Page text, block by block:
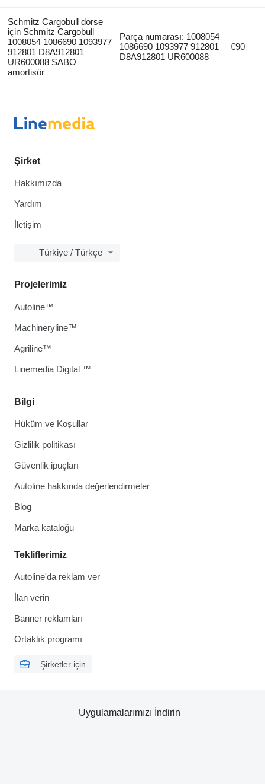
Schmitz Cargobull dorse
için Schmitz Cargobull
1008054 1086690 1093977
912801 D8A912801
UR600088 SABO
amortisör
Parça numarası: 1008054
1086690 1093977 912801
D8A912801 UR600088
€90
Şirket
Hakkımızda
Yardım
İletişim
Türkiye / Türkçe
Bilgi
Hüküm ve Koşullar
Gizlilik politikası
Güvenlik ipuçları
Autoline hakkında değerlendirmeler
Blog
Marka kataloğu
Tekliflerimiz
Autoline'da reklam ver
İlan verin
Banner reklamları
Ortaklık programı
Şirketler için
Projelerimiz
Autoline™
Machineryline™
Agriline™
Linemedia Digital ™
Uygulamalarımızı İndirin